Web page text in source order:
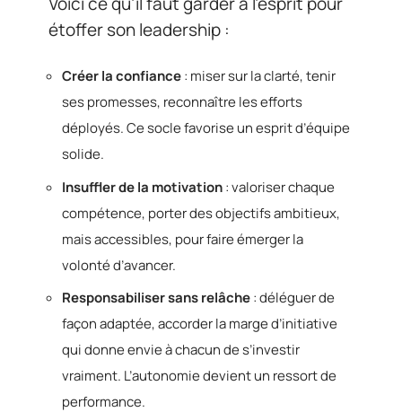
étoffer son leadership :
Créer la confiance: miser sur la clarté, tenir
ses promesses, reconnaître les efforts
déployés. Ce socle favorise un esprit d’équipe
solide.
Insuffler de la motivation: valoriser chaque
compétence, porter des objectifs ambitieux,
mais accessibles, pour faire émerger la
volonté d’avancer.
Responsabiliser sans relâche: déléguer de
façon adaptée, accorder la marge d’initiative
qui donne envie à chacun de s’investir
vraiment. L’autonomie devient un ressort de
performance.